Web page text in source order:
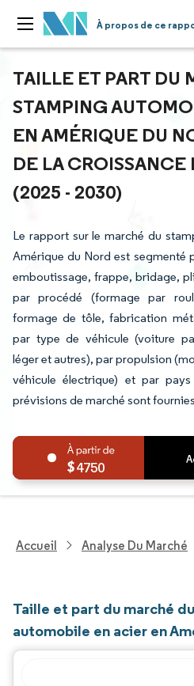
À propos de ce
TAILLE ET PART DU
STAMPING
EN AMÉRIQUE DU
DE LA CROISSANCE
(2025 - 2030)
Le rapport sur le marché du
Amérique du Nord est segmenté
emboutissage, frappe, bridage,
par procédé (formage par
formage de tôle, fabrication
par type de véhicule (voiture
léger et autres), par propulsion
véhicule électrique) et par
prévisions de marché sont
4750
Accueil Analyse Du Marché
Taille et part du marché
automobile en acier en